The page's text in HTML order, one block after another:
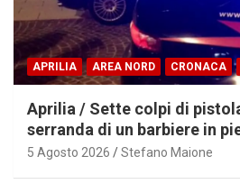
APRILIA AREA NORD CRONACA
Aprilia / Sette colpi di
serranda di un barbiere in
5 Agosto 2026 Stefano Maione